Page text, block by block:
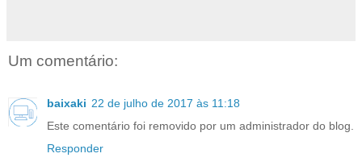
Um comentário:
baixaki 22 de julho de 2017 às 11:18
Este comentário foi removido por um administrador do blog.
Responder